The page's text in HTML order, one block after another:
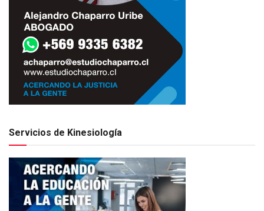
Servicios de Kinesiología